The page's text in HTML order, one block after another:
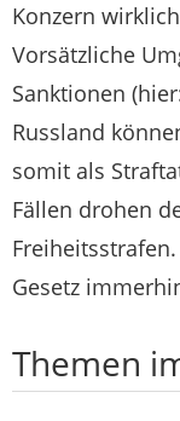
Konzern
Vorsätzliche
Sanktionen
Russland
somit als
Fällen drohen
Gesetz
Themen